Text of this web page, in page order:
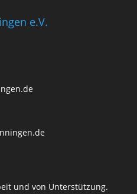
e.V.
und von Unterstützung.